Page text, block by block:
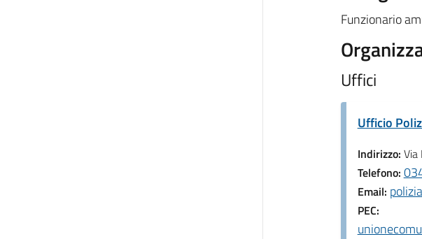
Funzionario
Uffici
Ufficio
Indirizzo: Via
Telefono:
Email:
PEC: